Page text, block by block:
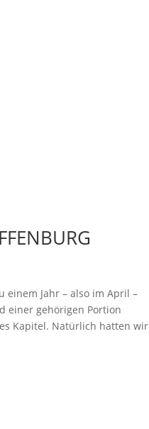
einem Jahr – also im April –
einer gehörigen Portion
Kapitel. Natürlich hatten wir